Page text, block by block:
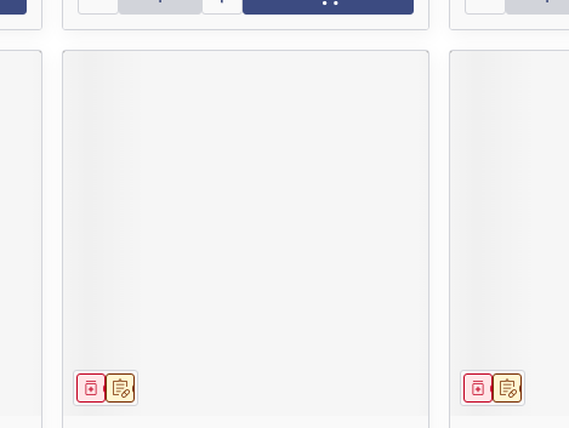
Op voorschrift
Geneesmiddel Op